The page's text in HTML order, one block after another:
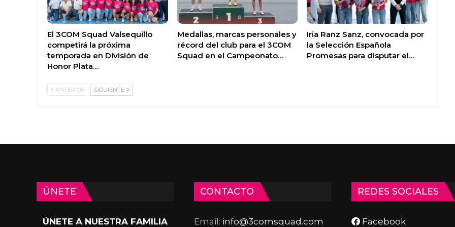
El 3COM Squad Valsequillo
competirá la próxima
temporada en División de
Honor Plata…
Medallas, marcas personales y
récord del club para el 3COM
Squad en el Campeonato…
Iria Ranz Sanz, convocada por
la Selección Española
Promesas para disputar el…
ANTERIOR SIGUIENTE
ÚNETE
ÚNETE A NUESTRA FAMILIA
CONTACTO
Email: info@3comsquad.com
REDES SOCIALES
Facebook